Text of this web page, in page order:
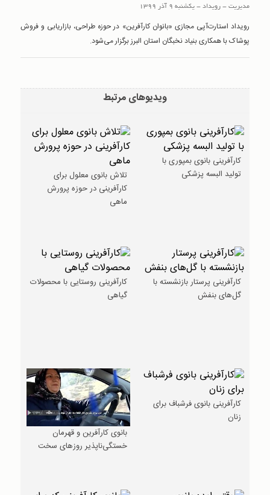
مدیریت-رويداد-یکشنبه 9 آذر 1399
رویداد استارت‌آ‌پی مجازی «بانوان کارآفرین» در حوزه طراحی، بازاریابی و فروش
پوشاک با همکاری بنیاد نخبگان استان البرز برگزار می‌شود.
ویدیوهای مرتبط
کارآفرینی بانوی بمپوری با
تولید البسه پزشکی
تلاش بانوی معلول برای
کارآفرینی در حوزه پرورش
ماهی
کارآفرینی پرستار بازنشسته با
گل‌های بنفش
کارآفرینی روستایی با محصولات
گیاهی
کارآفرینی بانوی فرشباف برای
زنان
بانوی کارآفرین و قهرمان
خستگی‌ناپذیر روزهای سخت